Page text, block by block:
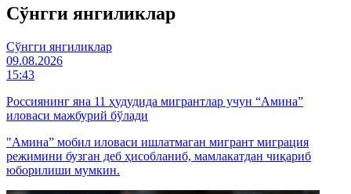
Cўнгги янгиликлар
Cўнгги янгиликлар
09.08.2026
15:43
Россиянинг яна 11 ҳудудида мигрантлар учун “Амина”
иловаси мажбурий бўлади
"Амина” мобил иловаси ишлатмаган мигрант миграция
режимини бузган деб ҳисобланиб, мамлакатдан чиқариб
юборилиши мумкин.